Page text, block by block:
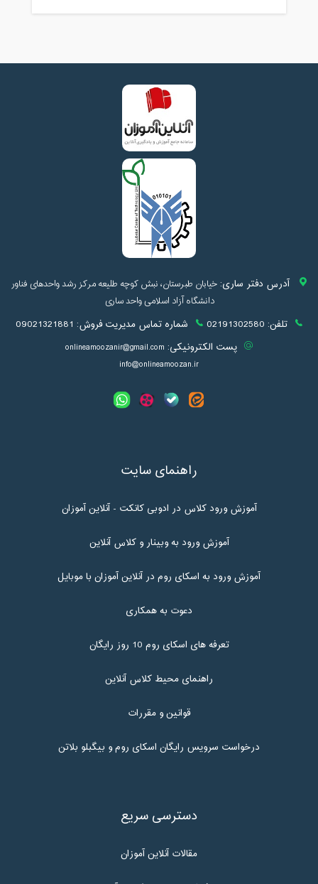
آدرس دفتر ساری:خیابان طبرستان، نبش کوچه طلیعه مرکز رشد واحدهای فناور
دانشگاه آزاد اسلامی واحد ساری
تلفن: 02191302580 شماره تماس مدیریت فروش: 09021321881
پست الکترونیکی: onlineamoozanir@gmail.com
info@onlineamoozan.ir
راهنمای سایت
آموزش ورود کلاس در ادوبی کانکت - آنلاین آموزان
آموزش ورود به وبینار و کلاس آنلاین
آموزش ورود به اسکای روم در آنلاین آموزان با موبایل
دعوت به همکاری
تعرفه های اسکای روم 10 روز رایگان
راهنمای محیط کلاس آنلاین
قوانین و مقررات
درخواست سرویس رایگان اسکای روم و بیگبلو بلاتن
دسترسی سریع
مقالات آنلاین آموزان